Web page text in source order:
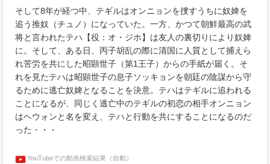
そして8年が経つ中、テギルはオンニョンを捜すうちに奴婢を
追う推奴（チュノ）になっていた。一方、かつて朝鮮最高の武
将と言われたテハ【役：オ・ジホ】は友人の裏切りにより奴婢
に。そして、ある日、丙子胡乱の際に清国に人質として捕えら
れ苦労を共にした昭顕世子（第1王子）からの手紙が届く。そ
れを見たテハは昭顕世子の息子ソッキョンを朝廷の陰謀から守
るために逃亡奴婢となることを決意。テハはテギルに追われる
ことになるが、同じく逃亡中のテギルの初恋の相手オンニョン
はヘウォンと名を変え、テハと行動を共にすることになるのだ
った・・・
YouTubeでの動画検索結果（自動）